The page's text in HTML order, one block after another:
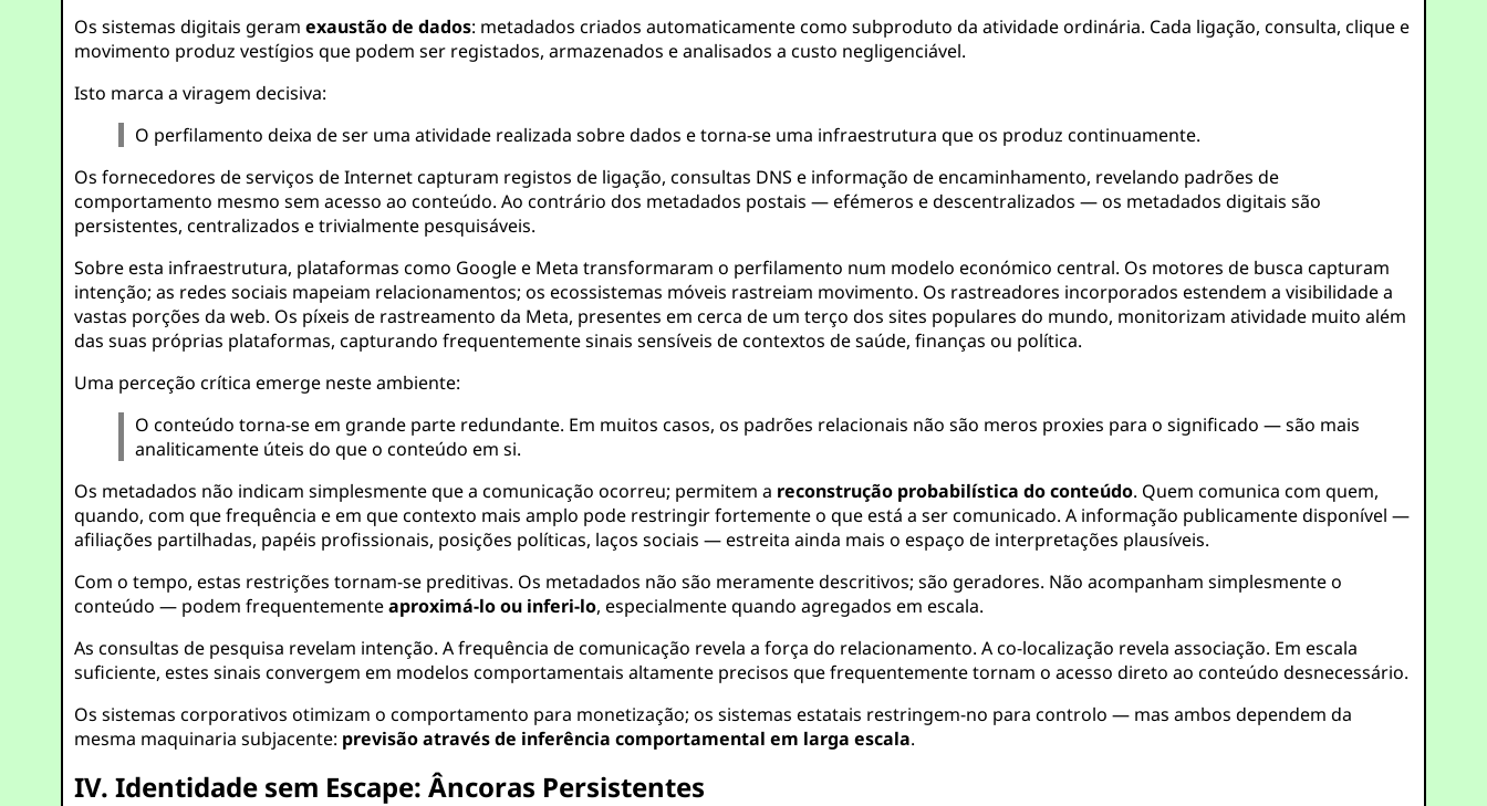
Os sistemas digitais geramexaustão de dados: metadados criados automaticamente como subproduto da atividade ordinária. Cada ligação, consulta, clique e
movimento produz vestígios que podem ser registados, armazenados e analisados a custo negligenciável.
Isto marca a viragem decisiva:
O perfilamento deixa de ser uma atividade realizada sobre dados e torna-se uma infraestrutura que os produz continuamente.
Os fornecedores de serviços de Internet capturam registos de ligação, consultas DNS e informação de encaminhamento, revelando padrões de
comportamento mesmo sem acesso ao conteúdo. Ao contrário dos metadados postais — efémeros e descentralizados — os metadados digitais são
persistentes, centralizados e trivialmente pesquisáveis.
Sobre esta infraestrutura, plataformas como Google e Meta transformaram o perfilamento num modelo económico central. Os motores de busca capturam
intenção; as redes sociais mapeiam relacionamentos; os ecossistemas móveis rastreiam movimento. Os rastreadores incorporados estendem a visibilidade a
vastas porções da web. Os píxeis de rastreamento da Meta, presentes em cerca de um terço dos sites populares do mundo, monitorizam atividade muito além
das suas próprias plataformas, capturando frequentemente sinais sensíveis de contextos de saúde, finanças ou política.
Uma perceção crítica emerge neste ambiente:
O conteúdo torna-se em grande parte redundante. Em muitos casos, os padrões relacionais não são meros proxies para o significado — são mais
analiticamente úteis do que o conteúdo em si.
Os metadados não indicam simplesmente que a comunicação ocorreu; permitem a reconstrução probabilística do conteúdo. Quem comunica com quem,
quando, com que frequência e em que contexto mais amplo pode restringir fortemente o que está a ser comunicado. A informação publicamente disponível —
afiliações partilhadas, papéis profissionais, posições políticas, laços sociais — estreita ainda mais o espaço de interpretações plausíveis.
Com o tempo, estas restrições tornam-se preditivas. Os metadados não são meramente descritivos; são geradores. Não acompanham simplesmente o
conteúdo — podem frequentementeaproximá-lo ou inferi-lo, especialmente quando agregados em escala.
As consultas de pesquisa revelam intenção. A frequência de comunicação revela a força do relacionamento. A co-localização revela associação. Em escala
suficiente, estes sinais convergem em modelos comportamentais altamente precisos que frequentemente tornam o acesso direto ao conteúdo desnecessário.
Os sistemas corporativos otimizam o comportamento para monetização; os sistemas estatais restringem-no para controlo — mas ambos dependem da
mesma maquinaria subjacente: previsão através de inferência comportamental em larga escala.
IV. Identidade sem Escape: Âncoras Persistentes